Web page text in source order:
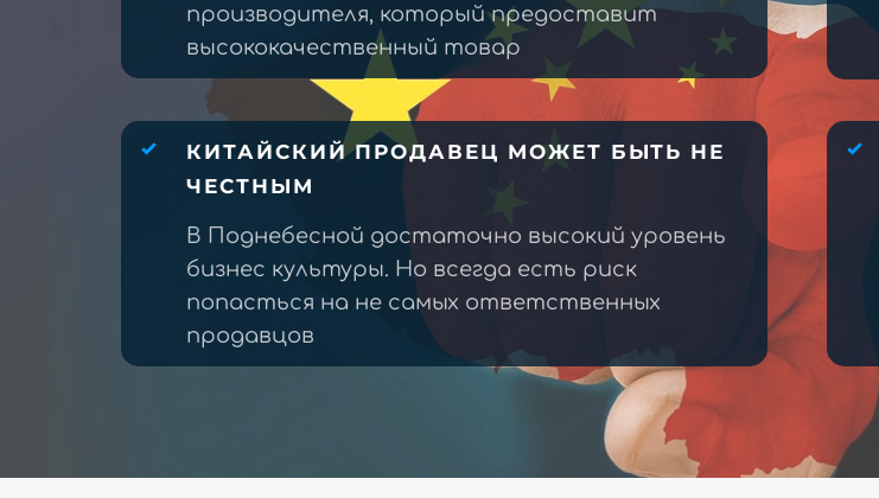
производителя, который предоставит
высококачественный товар
КИТАЙСКИЙ ПРОДАВЕЦ МОЖЕТ БЫТЬ НЕ
ЧЕСТНЫМ
В Поднебесной достаточно высокий уровень
бизнес культуры. Но всегда есть риск
попасться на не самых ответственных
продавцов